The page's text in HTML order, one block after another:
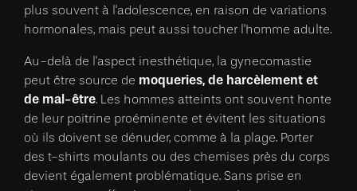
plus souvent à l'adolescence, en raison de variations
hormonales, mais peut aussi toucher l'homme adulte.
Au-delà de l'aspect inesthétique, la gynecomastie
peut être source de moqueries, de harcèlement et
de mal-être. Les hommes atteints ont souvent honte
de leur poitrine proéminente et évitent les situations
où ils doivent se dénuder, comme à la plage. Porter
des t-shirts moulants ou des chemises près du corps
devient également problématique. Sans prise en